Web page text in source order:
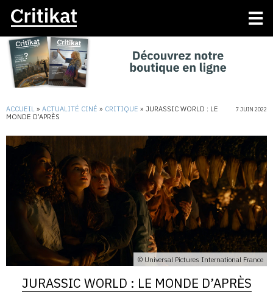
ACCUEIL » ACTUALITÉ CINÉ » CRITIQUE » JURASSIC WORLD : LE
MONDE D’APRÈS
7 JUIN 2022
© Universal Pictures International France
JURASSIC WORLD : LE MONDE D’APRÈS